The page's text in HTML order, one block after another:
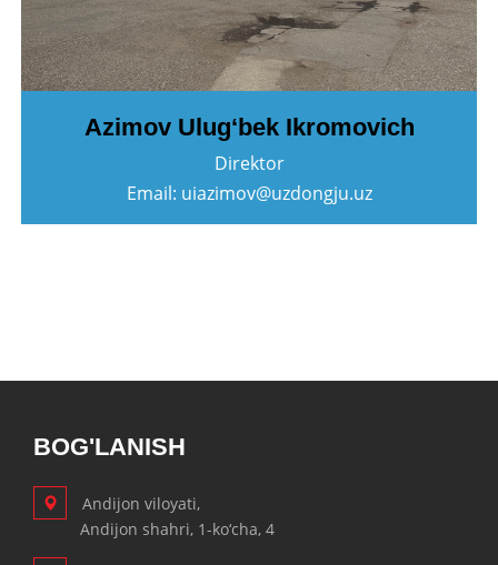
Azimov Ulug‘bek Ikromovich
Direktor
Email: uiazimov@uzdongju.uz
BOG'LANISH
Andijon viloyati,
Andijon shahri, 1-ko‘cha, 4